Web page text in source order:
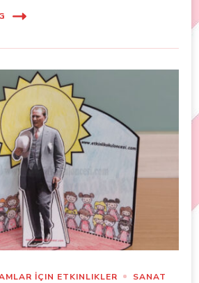
İÇIN ETKINLIKLER
SANAT